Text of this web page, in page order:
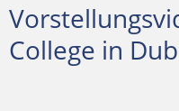
College in